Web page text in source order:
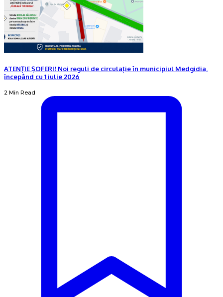
ATENȚIE ȘOFERI! Noi reguli de circulație în municipiul Medgidia,
începând cu 1 iulie 2026
2 Min Read